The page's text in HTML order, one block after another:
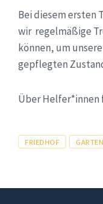
Bei diesem ersten
wir regelmäßige
können, um
gepflegten
Über Helfer*innen
Tags
FRIEDHOF GARTEN